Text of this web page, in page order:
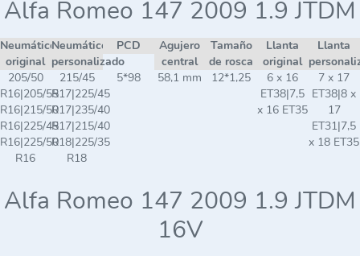
Alfa Romeo 147 2009 1.9 JTDM
Neumático
original
Neumático
personalizado
PCD
Agujero
central
Tamaño
de rosca
Llanta
original
Llanta
205/50
R16|205/55
R16|215/50
R16|225/45
R16|225/50
R16
215/45
R17|225/45
R17|235/40
R17|215/40
R18|225/35
R18
5*98 58,1 mm 12*1,25
6 x 16
ET38|7,5
x 16 ET35
7 x 17
ET38|8 x
17
ET31|7,5
x 18 ET35
Alfa Romeo 147 2009 1.9 JTDM
16V